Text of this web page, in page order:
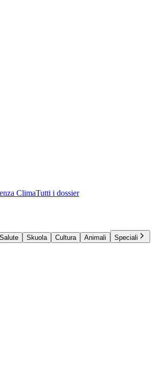
ClimaTutti i dossier
Salute Skuola Cultura Animali
Speciali